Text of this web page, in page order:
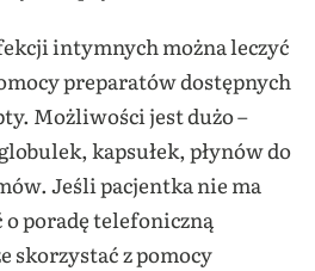
intymnych można leczyć
preparatów dostępnych
Możliwości jest dużo –
kapsułek, płynów do
Jeśli pacjentka nie ma
poradę telefoniczną
skorzystać z pomocy